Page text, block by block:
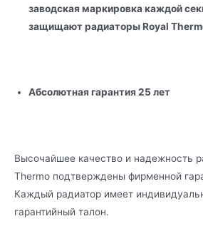
заводская маркировка каждой
защищают радиаторы Royal
Абсолютная гарантия 25 лет
Высочайшее качество и надежность
Thermo подтверждены фирменной
Каждый радиатор имеет
гарантийный талон.